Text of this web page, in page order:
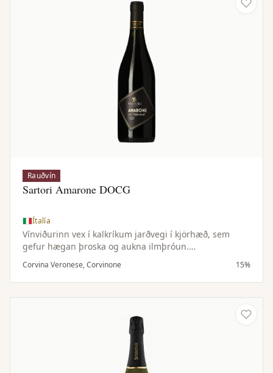
Rauðvín
Sartori Amarone DOCG
Ítalía
Vínviðurinn vex í kalkríkum jarðvegi í kjörhæð, sem
gefur hægan þroska og aukna ilmþróun.
Appassimento-ferlið magnar dýpt vínsins, en vönduð
þroskun í eik eflir byggingu þess og fágun.
Corvina Veronese, Corvinone 15%